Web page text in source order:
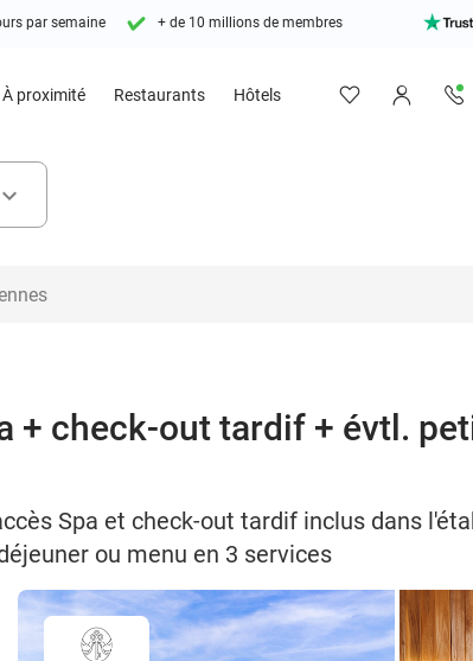
par semaine + de 10 millions de membres
À proximité Restaurants Hôtels
keyboard_arrow_down
+ check-out tardif + évtl.
Spa et check-out tardif inclus dans
ou menu en 3 services